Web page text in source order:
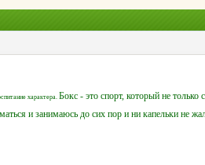
характера. Бокс - это спорт, который не
и занимаюсь до сих пор и ни капельки не